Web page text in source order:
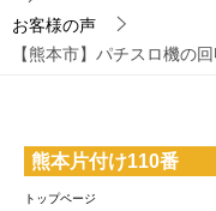
お客様の声
【熊本市】パチスロ機の
熊本片付け110番
トップページ